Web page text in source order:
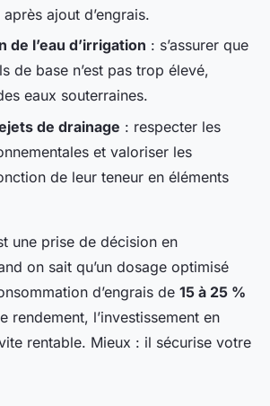
ajout d’engrais.
de l’eau d’irrigation : s’assurer que
de base n’est pas trop élevé,
eaux souterraines.
de drainage : respecter les
et valoriser les
de leur teneur en éléments
une prise de décision en
on sait qu’un dosage optimisé
d’engrais de 15 à 25 %
rendement, l’investissement en
rentable. Mieux : il sécurise votre